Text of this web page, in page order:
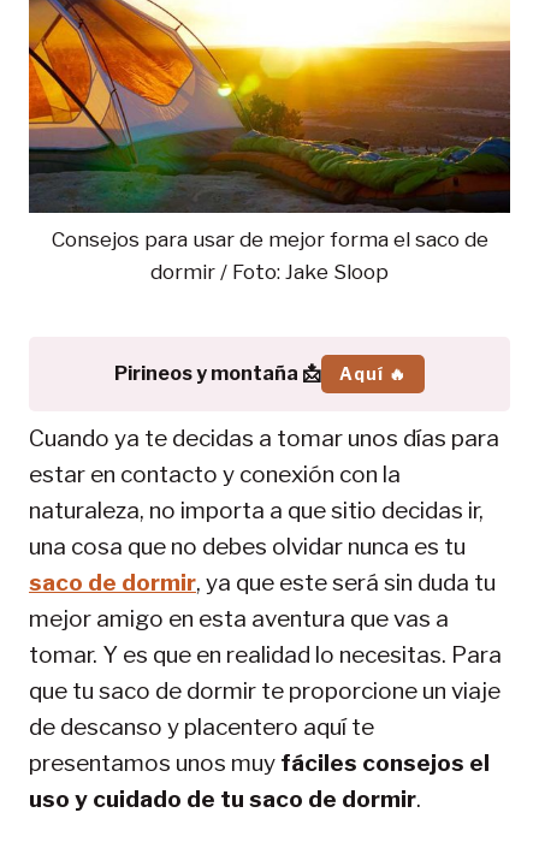
Consejos para usar de mejor forma el saco de
dormir / Foto: Jake Sloop
Pirineos y montaña 📩 Aquí 🔥
Cuando ya te decidas a tomar unos días para
estar en contacto y conexión con la
naturaleza, no importa a que sitio decidas ir,
una cosa que no debes olvidar nunca es tu
saco de dormir, ya que este será sin duda tu
mejor amigo en esta aventura que vas a
tomar. Y es que en realidad lo necesitas. Para
que tu saco de dormir te proporcione un viaje
de descanso y placentero aquí te
presentamos unos muy fáciles consejos el
uso y cuidado de tu saco de dormir.